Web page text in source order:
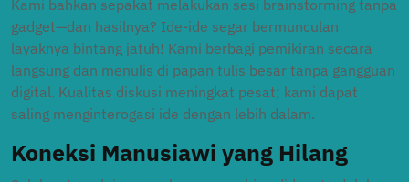
Kami bahkan sepakat melakukan sesi brainstorming tanpa
gadget—dan hasilnya? Ide-ide segar bermunculan
layaknya bintang jatuh! Kami berbagi pemikiran secara
langsung dan menulis di papan tulis besar tanpa gangguan
digital. Kualitas diskusi meningkat pesat; kami dapat
saling menginterogasi ide dengan lebih dalam.
Koneksi Manusiawi yang Hilang